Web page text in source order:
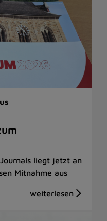
liegt jetzt an
Mitnahme aus